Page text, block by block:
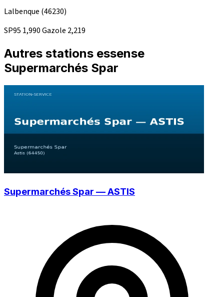
Lalbenque (46230)
SP95 1,990Gazole 2,219
Autres stations essense
Supermarchés Spar
Supermarchés Spar — ASTIS